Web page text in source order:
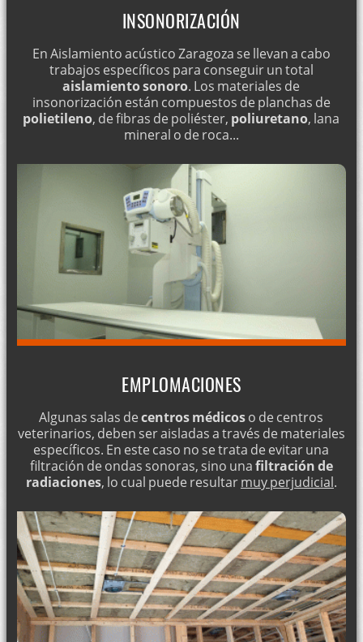
INSONORIZACIÓN
En Aislamiento acústico Zaragoza se llevan a cabo
trabajos específicos para conseguir un total
aislamiento sonoro. Los materiales de
insonorización están compuestos de planchas de
polietileno, de fibras de poliéster, poliuretano, lana
mineral o de roca...
EMPLOMACIONES
Algunas salas decentros médicoso de centros
veterinarios, deben ser aisladas a través de materiales
específicos. En este caso no se trata de evitar una
filtración de ondas sonoras, sino unafiltración de
radiaciones, lo cual puede resultarmuy perjudicial.